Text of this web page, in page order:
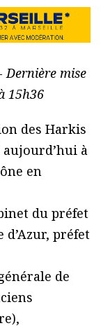
Dernière mise
15h36
des Harkis
à
en
du préfet
d’Azur, préfet
de